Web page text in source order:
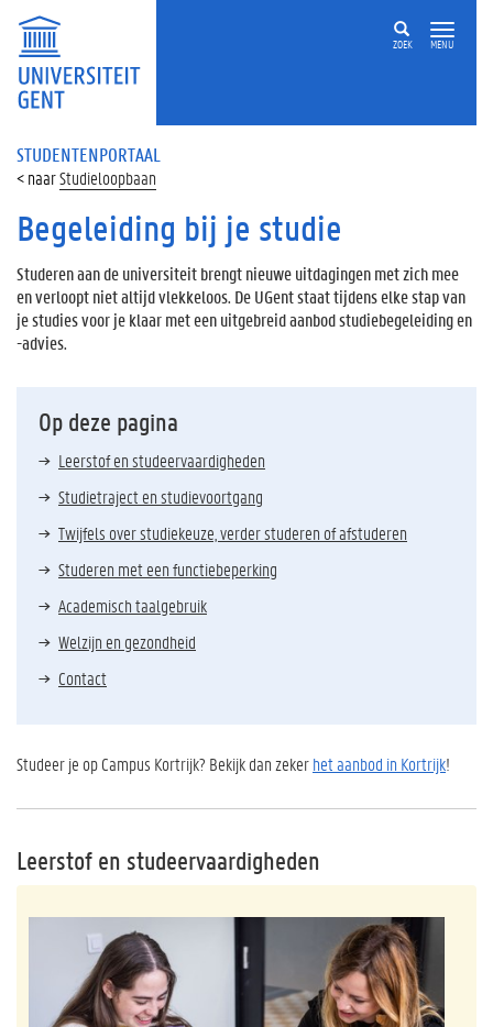
ZOEK MENU
STUDENTENPORTAAL
Studieloopbaan
Begeleiding bij je studie
Studeren aan de universiteit brengt nieuwe uitdagingen met zich mee
en verloopt niet altijd vlekkeloos. De UGent staat tijdens elke stap van
je studies voor je klaar met een uitgebreid aanbod studiebegeleiding en
-advies.
Op deze pagina
Leerstof en studeervaardigheden
Studietraject en studievoortgang
Twijfels over studiekeuze, verder studeren of afstuderen
Studeren met een functiebeperking
Academisch taalgebruik
Welzijn en gezondheid
Contact
Studeer je op Campus Kortrijk? Bekijk dan zekerhet aanbod in Kortrijk!
Leerstof en studeervaardigheden